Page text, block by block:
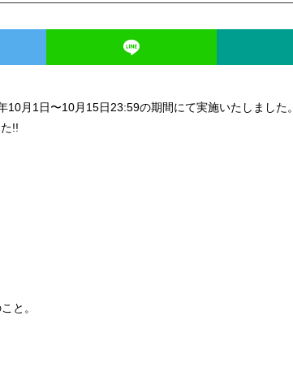
月1日〜10月15日23:59の期間にて実施いたしました。
!!
と。